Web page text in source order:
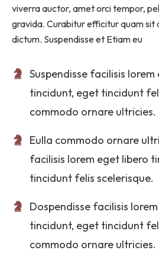
viverra auctor, amet orci tempor,
gravida. Curabitur efficitur quam
dictum. Suspendisse et Etiam eu
Suspendisse facilisis
tincidunt, eget tincidunt
commodo ornare ultricies.
Eulla commodo ornare
facilisis lorem eget libero
tincidunt felis scelerisque.
Dospendisse facilisis
tincidunt, eget tincidunt
commodo ornare ultricies.